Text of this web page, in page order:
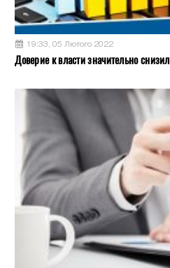
19:33, 05 Лютого 2022
Доверие к власти значительно